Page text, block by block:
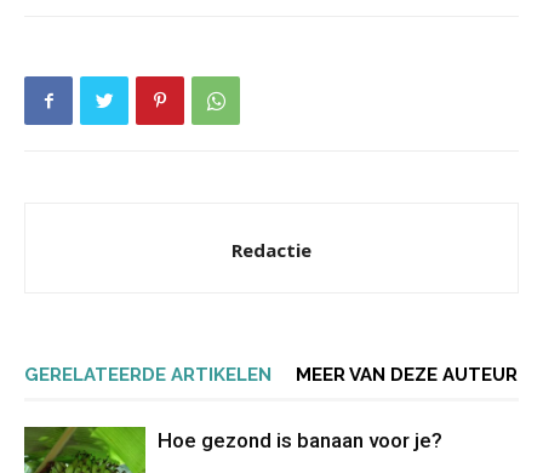
Redactie
GERELATEERDE ARTIKELEN MEER VAN DEZE AUTEUR
Hoe gezond is banaan voor je?